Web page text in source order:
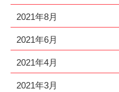
2021年8月
2021年6月
2021年4月
2021年3月